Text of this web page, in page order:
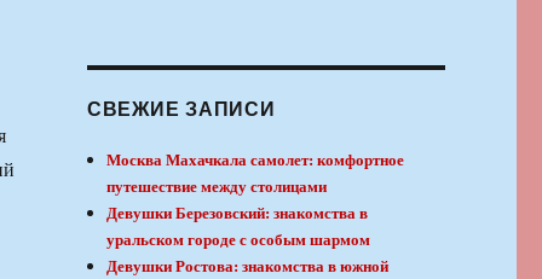
СВЕЖИЕ ЗАПИСИ
Москва Махачкала самолет: комфортное
путешествие между столицами
Девушки Березовский: знакомства в
уральском городе с особым шармом
Девушки Ростова: знакомства в южной